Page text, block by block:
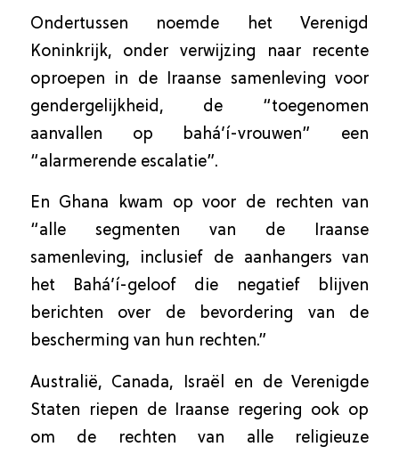
Ondertussen noemde het Verenigd
Koninkrijk, onder verwijzing naar recente
oproepen in de Iraanse samenleving voor
gendergelijkheid, de “toegenomen
aanvallen op bahá’í-vrouwen” een
“alarmerende escalatie”.
En Ghana kwam op voor de rechten van
“alle segmenten van de Iraanse
samenleving, inclusief de aanhangers van
het Bahá’í-geloof die negatief blijven
berichten over de bevordering van de
bescherming van hun rechten.”
Australië, Canada, Israël en de Verenigde
Staten riepen de Iraanse regering ook op
om de rechten van alle religieuze